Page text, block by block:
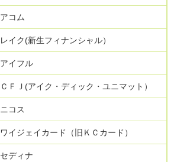
アコム
レイク(新生フィナンシャル）
アイフル
ＣＦＪ(アイク・ディック・ユニマット）
ニコス
ワイジェイカード（旧ＫＣカード）
セディナ